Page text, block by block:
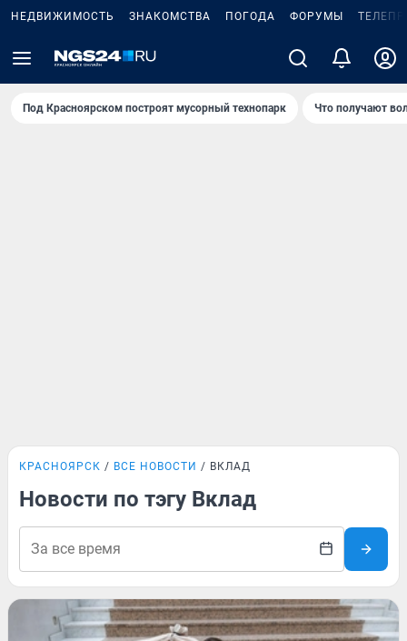
НЕДВИЖИМОСТЬ ЗНАКОМСТВА ПОГОДА ФОРУМЫ
Под Крaсноярском построят мусорный технопарк Что получают
КРАСНОЯРСК ВСЕ НОВОСТИ ВКЛАД
Новости по тэгу Вклад